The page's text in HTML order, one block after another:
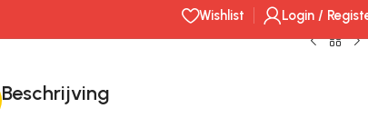
Wishlist
Login /
Beschrijving